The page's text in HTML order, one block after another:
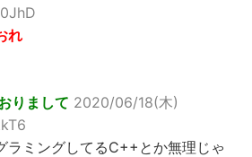
れ
りまして 2020/06/18(木)
ラミングしてるC++とか無理じゃ